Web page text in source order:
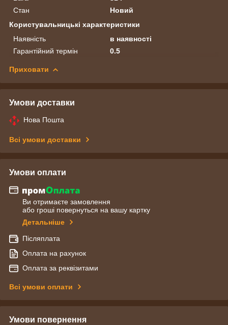
Стан
Новий
Користувальницькі характеристики
Наявність
в наявності
Гарантійний термін
0.5
Приховати
Умови доставки
Нова Пошта
Всі умови доставки
Умови оплати
Ви отримаєте замовлення
або гроші повернуться на вашу картку
Детальніше
Післяплата
Оплата на рахунок
Оплата за реквізитами
Всі умови оплати
Умови повернення